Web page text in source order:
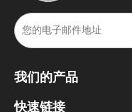
我们的产品
快速链接